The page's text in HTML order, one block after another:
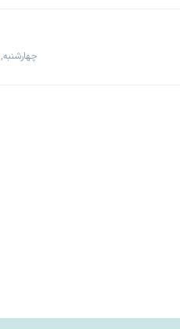
چهارشنبه, ۶ شهریور, ۱۳۹۸